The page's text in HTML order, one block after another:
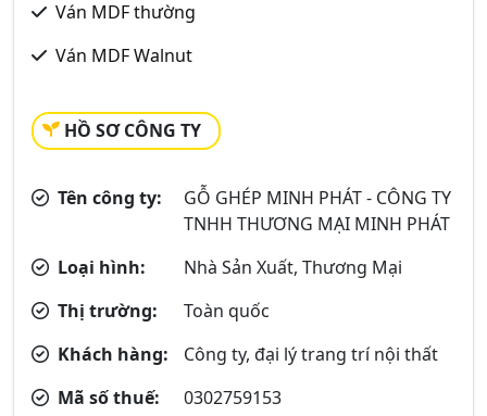
Ván MDF thường
Ván MDF Walnut
HỒ SƠ CÔNG TY
Tên công ty:
GỖ GHÉP MINH PHÁT - CÔNG TY
TNHH THƯƠNG MẠI MINH PHÁT
Loại hình:
Nhà Sản Xuất, Thương Mại
Thị trường:
Toàn quốc
Khách hàng:
Công ty, đại lý trang trí nội thất
Mã số thuế:
0302759153